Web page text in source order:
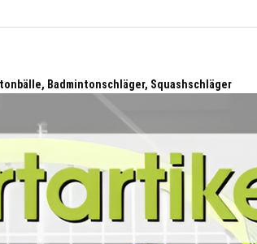
Badmintonschläger, Squashschläger